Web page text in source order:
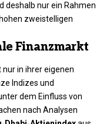
deshalb nur ein Rahmen
zweistelligen
Finanzmarkt
nur in ihrer eigenen
Indizes und
dem Einfluss von
nach Analysen